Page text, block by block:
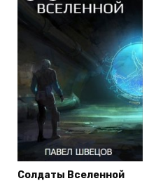
Солдаты Вселенной